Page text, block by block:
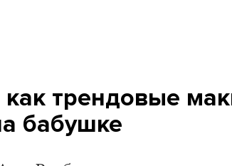
трендовые
бабушке